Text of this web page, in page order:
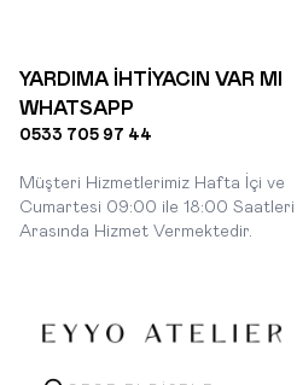
YARDIMA İHTİYACIN VAR MI
WHATSAPP
0533 705 97 44
Müşteri Hizmetlerimiz Hafta İçi ve
Cumartesi 09:00 ile 18:00 Saatleri
Arasında Hizmet Vermektedir.